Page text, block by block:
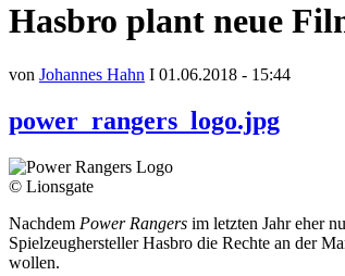
Hasbro plant neue
von Johannes Hahn I 01.06.2018 - 15:44
power_rangers_logo.jpg
© Lionsgate
Nachdem Power Rangers im letzten Jahr eher
Spielzeughersteller Hasbro die Rechte an der
wollen.